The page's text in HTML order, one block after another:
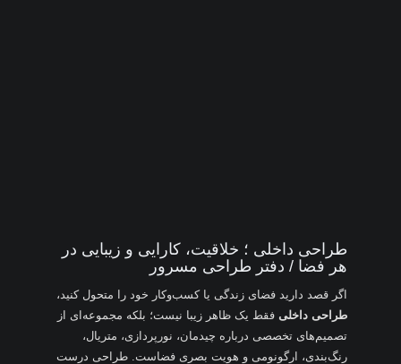
طراحی داخلی ؛ خلاقیت، کارایی و زیبایی در
هر فضا / دفتر طراحی مسرور
اگر قصد دارید فضای زندگی یا کسب‌وکار خود را متحول کنید،
طراحی داخلی فقط یک ظاهر زیبا نیست؛ بلکه مجموعه‌ای از
تصمیم‌های تخصصی درباره چیدمان، نورپردازی، متریال،
رنگ‌بندی، ارگونومی و هویت بصری فضاست. طراحی درست